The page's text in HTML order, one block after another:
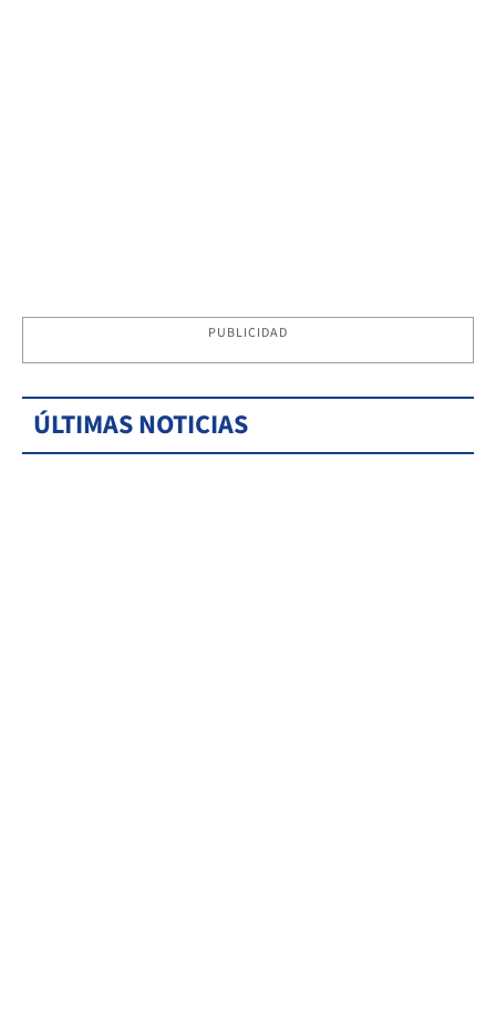
PUBLICIDAD
ÚLTIMAS NOTICIAS